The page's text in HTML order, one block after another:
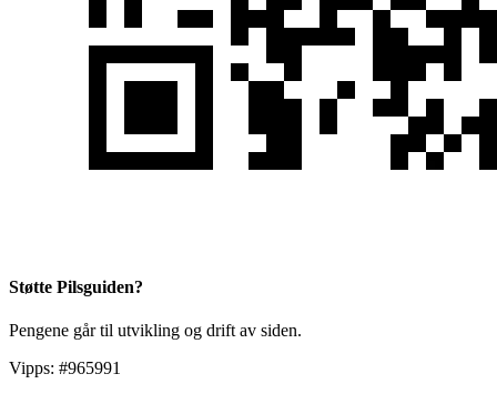
Støtte Pilsguiden?
Pengene går til utvikling og drift av siden.
Vipps: #965991